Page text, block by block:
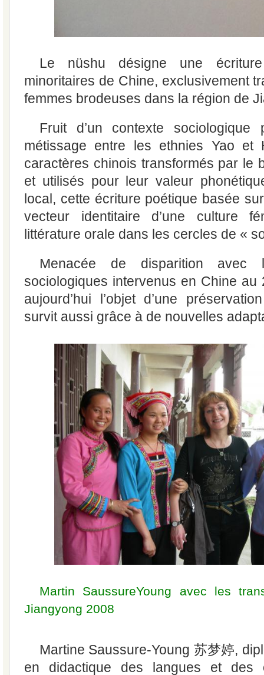
Le nüshu désigne une
minoritaires de Chine, exclusivement
femmes brodeuses dans la région de
Fruit d’un contexte sociologique
métissage entre les ethnies Yao et
caractères chinois transformés par le
et utilisés pour leur valeur
local, cette écriture poétique basée
vecteur identitaire d’une culture
littérature orale dans les cercles de «
Menacée de disparition avec
sociologiques intervenus en Chine au
aujourd’hui l’objet d’une
survit aussi grâce à de nouvelles
Martin SaussureYoung avec les
Jiangyong 2008
Martine Saussure-Young 苏梦婷,
en didactique des langues et des